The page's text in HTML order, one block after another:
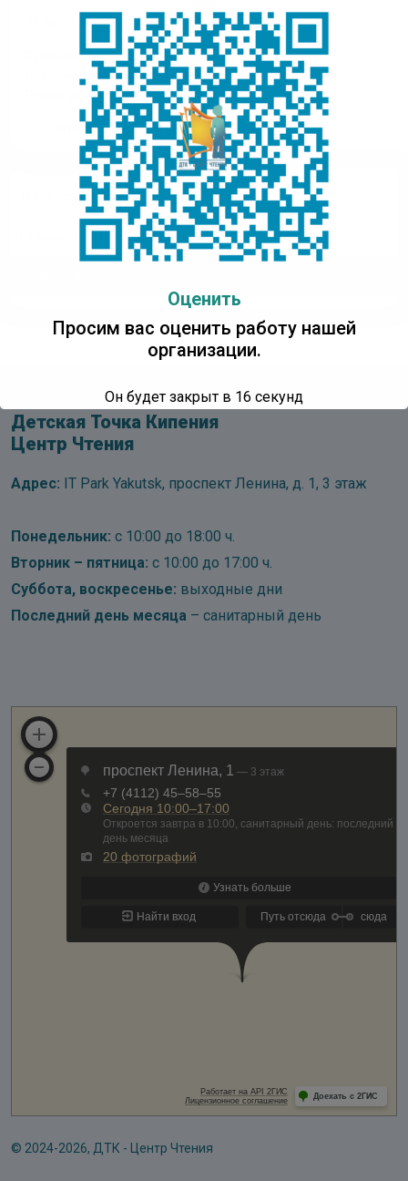
20.04.2026
Бубенина Эвелина.
Северное сияние.
Руководитель
Заварзина Надежда
Михайловна
Читать полностью
Иллюстрации
Сочинения 13 – 16 лет
Детская Точка Кипения
Центр Чтения
Адрес: IT Park Yakutsk, проспект Ленина, д. 1, 3 этаж
Понедельник: с 10:00 до 18:00 ч.
Вторник – пятница: с 10:00 до 17:00 ч.
Суббота, воскресенье: выходные дни
Последний день месяца – санитарный день
© 2024-2026, ДТК - Центр Чтения
Оценить
Просим вас оценить работу нашей
организации.
Он будет закрыт в 16 секунд